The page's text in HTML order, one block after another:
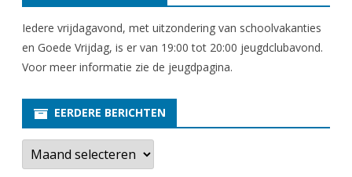
Iedere vrijdagavond, met uitzondering van schoolvakanties
en Goede Vrijdag, is er van 19:00 tot 20:00 jeugdclubavond.
Voor meer informatie zie de jeugdpagina.
EERDERE BERICHTEN
E
r